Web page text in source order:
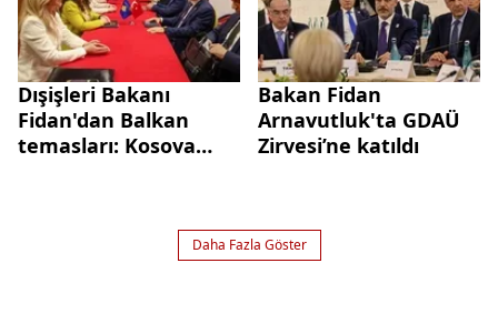
Dışişleri Bakanı
Fidan'dan Balkan
temasları: Kosova
Bakan Fidan
Arnavutluk'ta GDAÜ
Zirvesi’ne katıldı
Daha Fazla Göster